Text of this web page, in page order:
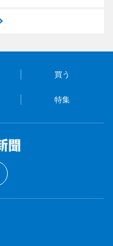
買う
特集